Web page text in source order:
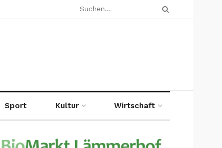
Sport Kultur Wirtschaft